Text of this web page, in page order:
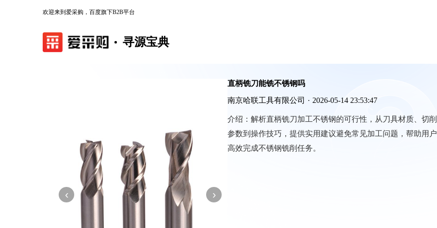
欢迎来到爱采购，百度旗下B2B平台
寻源宝典
‹ ›
直柄铣刀能铣不锈钢吗
南京哈联工具有限公司 · 2026-05-14 23:53:47
介绍： 解析直柄铣刀加工不锈钢的可行性，从刀具材质、切削
参数到操作技巧，提供实用建议避免常见加工问题，帮助用户
高效完成不锈钢铣削任务。